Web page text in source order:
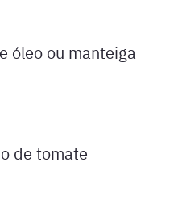
óleo ou manteiga
de tomate